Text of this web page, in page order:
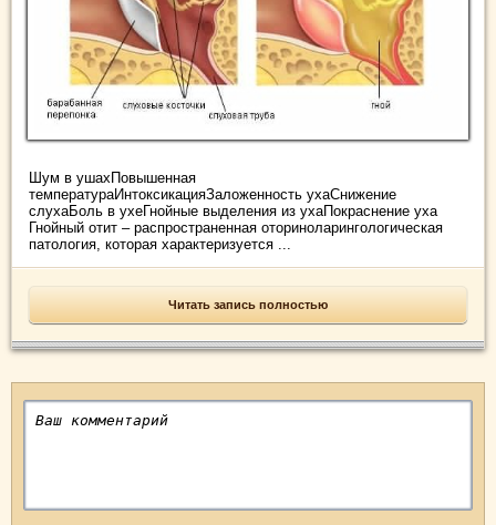
Шум в ушахПовышенная
температураИнтоксикацияЗаложенность ухаСнижение
слухаБоль в ухеГнойные выделения из ухаПокраснение уха
Гнойный отит – распространенная оториноларингологическая
патология, которая характеризуется ...
Читать запись полностью